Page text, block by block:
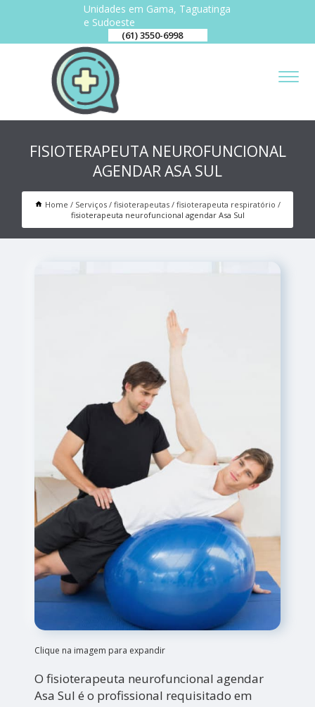
Unidades em Gama, Taguatinga
e Sudoeste
(61) 3550-6998
FISIOTERAPEUTA NEUROFUNCIONAL
AGENDAR ASA SUL
Home Serviços fisioterapeutas
fisioterapeuta respiratório
fisioterapeuta neurofuncional agendar Asa Sul
Clique na imagem para expandir
O fisioterapeuta neurofuncional agendar
Asa Sul é o profissional requisitado em